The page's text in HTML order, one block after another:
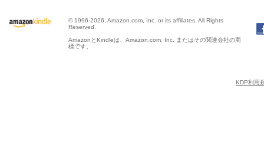
© 1996-2026, Amazon.com, Inc. or its affiliates. All Rights
Reserved.
AmazonとKindleは、Amazon.com, Inc. またはその関連会社の商
標です。
KDP利用